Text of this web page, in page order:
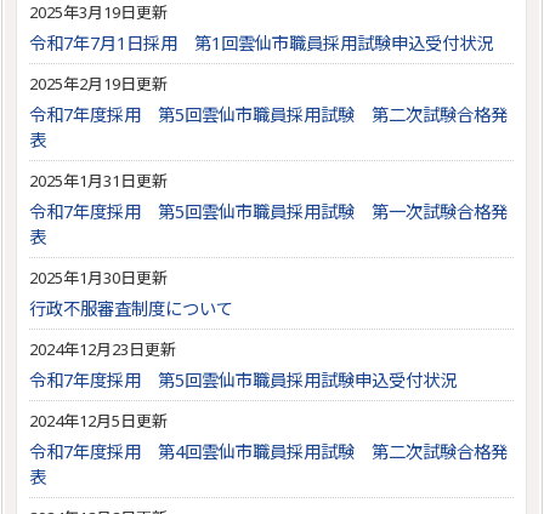
2025年3月19日更新
令和7年7月1日採用 第1回雲仙市職員採用試験申込受付状況
2025年2月19日更新
令和7年度採用 第5回雲仙市職員採用試験 第二次試験合格発
表
2025年1月31日更新
令和7年度採用 第5回雲仙市職員採用試験 第一次試験合格発
表
2025年1月30日更新
行政不服審査制度について
2024年12月23日更新
令和7年度採用 第5回雲仙市職員採用試験申込受付状況
2024年12月5日更新
令和7年度採用 第4回雲仙市職員採用試験 第二次試験合格発
表